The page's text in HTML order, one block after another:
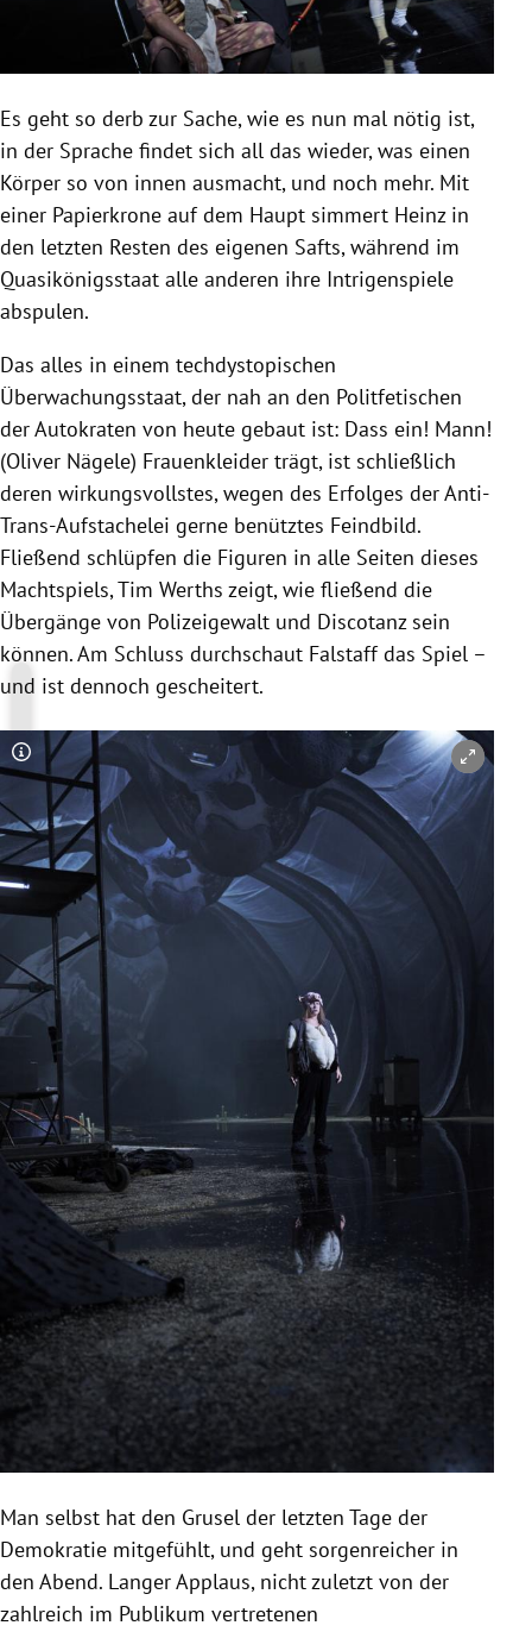
Es geht so derb zur Sache, wie es nun mal nötig ist,
in der Sprache findet sich all das wieder, was einen
Körper so von innen ausmacht, und noch mehr. Mit
einer Papierkrone auf dem Haupt simmert Heinz in
den letzten Resten des eigenen Safts, während im
Quasikönigsstaat alle anderen ihre Intrigenspiele
abspulen.
Das alles in einem techdystopischen
Überwachungsstaat, der nah an den Politfetischen
der Autokraten von heute gebaut ist: Dass ein! Mann!
(Oliver Nägele) Frauenkleider trägt, ist schließlich
deren wirkungsvollstes, wegen des Erfolges der Anti-
Trans-Aufstachelei gerne benütztes Feindbild.
Fließend schlüpfen die Figuren in alle Seiten dieses
Machtspiels, Tim Werths zeigt, wie fließend die
Übergänge von Polizeigewalt und Discotanz sein
können. Am Schluss durchschaut Falstaff das Spiel –
und ist dennoch gescheitert.
Copyright-Hinweis öffnen/schließen
Man selbst hat den Grusel der letzten Tage der
Demokratie mitgefühlt, und geht sorgenreicher in
den Abend. Langer Applaus, nicht zuletzt von der
zahlreich im Publikum vertretenen